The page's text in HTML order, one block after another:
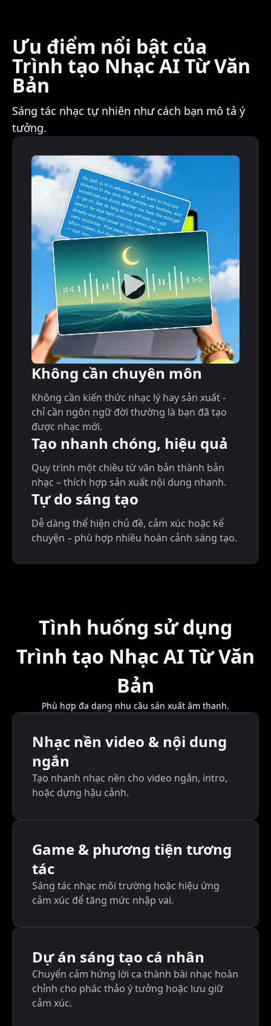
Ưu điểm nổi bật của
Trình tạo Nhạc AI Từ Văn
Bản
Sáng tác nhạc tự nhiên như cách bạn mô tả ý
tưởng.
Không cần chuyên môn
Không cần kiến thức nhạc lý hay sản xuất -
chỉ cần ngôn ngữ đời thường là bạn đã tạo
được nhạc mới.
Tạo nhanh chóng, hiệu quả
Quy trình một chiều từ văn bản thành bản
nhạc – thích hợp sản xuất nội dung nhanh.
Tự do sáng tạo
Dễ dàng thể hiện chủ đề, cảm xúc hoặc kể
chuyện – phù hợp nhiều hoàn cảnh sáng tạo.
Tình huống sử dụng
Trình tạo Nhạc AI Từ Văn
Bản
Phù hợp đa dạng nhu cầu sản xuất âm thanh.
Nhạc nền video & nội dung
ngắn
Tạo nhanh nhạc nền cho video ngắn, intro,
hoặc dựng hậu cảnh.
Game & phương tiện tương
tác
Sáng tác nhạc môi trường hoặc hiệu ứng
cảm xúc để tăng mức nhập vai.
Dự án sáng tạo cá nhân
Chuyển cảm hứng lời ca thành bài nhạc hoàn
chỉnh cho phác thảo ý tưởng hoặc lưu giữ
cảm xúc.